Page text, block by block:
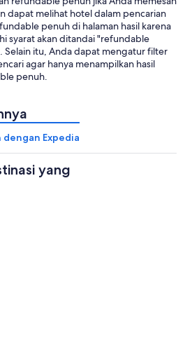
dapat melihat hotel dalam pencarian
penuh di halaman hasil karena
syarat akan ditandai "refundable
Selain itu, Anda dapat mengatur filter
agar hanya menampilkan hasil
penuh.
Expedia
yang